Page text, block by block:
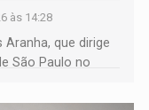
às 14:28
que dirige
São Paulo no